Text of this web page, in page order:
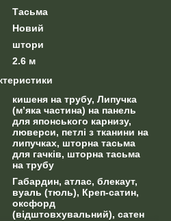
Тасьма
Новий
штори
2.6 м
кишеня на трубу, Липучка
(м’яка частина) на панель
для японського карнизу,
люверси, петлі з тканини на
липучках, шторна тасьма
для гачків, шторна тасьма
на трубу
Габардин, атлас, блекаут,
вуаль (тюль), Креп-сатин,
оксфорд
(відштовхувальний), сатен